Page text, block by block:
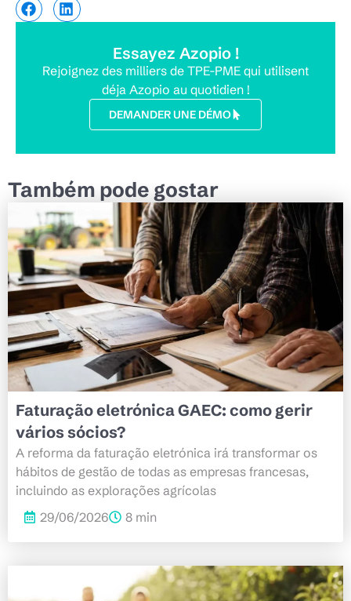
Essayez Azopio !
Rejoignez des milliers de TPE-PME qui utilisent
déja Azopio au quotidien !
DEMANDER UNE DÉMO
Também pode gostar
Faturação eletrónica GAEC: como gerir
vários sócios?
A reforma da faturação eletrónica irá transformar os
hábitos de gestão de todas as empresas francesas,
incluindo as explorações agrícolas
29/06/2026
8 min